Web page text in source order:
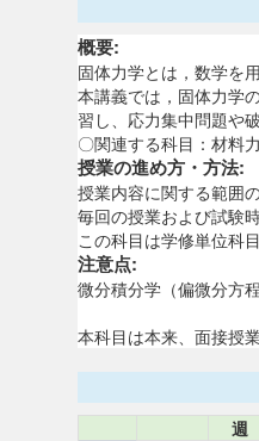
概要:
固体力学とは，数学を
本講義では，固体力学
習し、応力集中問題や
〇関連する科目：材料
授業の進め方・方法:
授業内容に関する範囲
毎回の授業および試験
この科目は学修単位科
注意点:
微分積分学（偏微分方
本科目は本来、面接授
週